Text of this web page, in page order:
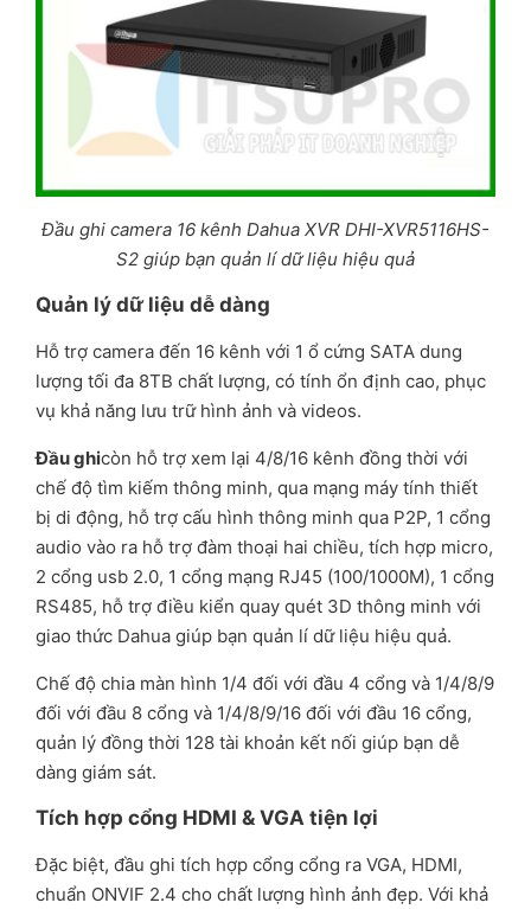
Đầu ghi camera 16 kênh Dahua XVR DHI-XVR5116HS-
S2 giúp bạn quản lí dữ liệu hiệu quả
Quản lý dữ liệu dễ dàng
Hỗ trợ camera đến 16 kênh với 1 ổ cứng SATA dung
lượng tối đa 8TB chất lượng, có tính ổn định cao, phục
vụ khả năng lưu trữ hình ảnh và videos.
Đầu ghicòn hỗ trợ xem lại 4/8/16 kênh đồng thời với
chế độ tìm kiếm thông minh, qua mạng máy tính thiết
bị di động, hỗ trợ cấu hình thông minh qua P2P, 1 cổng
audio vào ra hỗ trợ đàm thoại hai chiều, tích hợp micro,
2 cổng usb 2.0, 1 cổng mạng RJ45 (100/1000M), 1 cổng
RS485, hỗ trợ điều kiển quay quét 3D thông minh với
giao thức Dahua giúp bạn quản lí dữ liệu hiệu quả.
Chế độ chia màn hình 1/4 đối với đầu 4 cổng và 1/4/8/9
đối với đầu 8 cổng và 1/4/8/9/16 đối với đầu 16 cổng,
quản lý đồng thời 128 tài khoản kết nối giúp bạn dễ
dàng giám sát.
Tích hợp cổng HDMI & VGA tiện lợi
Đặc biệt, đầu ghi tích hợp cổng cổng ra VGA, HDMI,
chuẩn ONVIF 2.4 cho chất lượng hình ảnh đẹp. Với khả